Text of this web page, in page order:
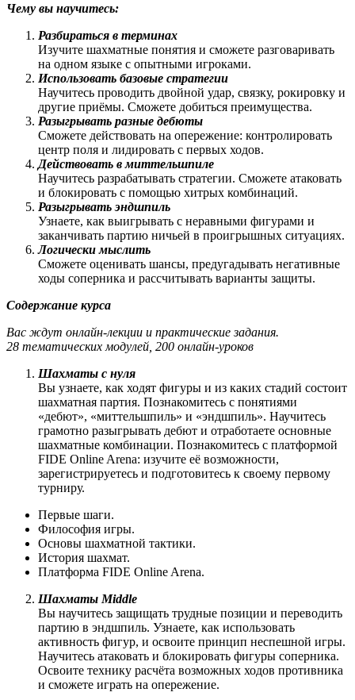
Чему вы научитесь:
Разбираться в терминах
Изучите шахматные понятия и сможете разговаривать
на одном языке с опытными игроками.
Использовать базовые стратегии
Научитесь проводить двойной удар, связку, рокировку и
другие приёмы. Сможете добиться преимущества.
Разыгрывать разные дебюты
Сможете действовать на опережение: контролировать
центр поля и лидировать с первых ходов.
Действовать в миттельшпиле
Научитесь разрабатывать стратегии. Сможете атаковать
и блокировать с помощью хитрых комбинаций.
Разыгрывать эндшпиль
Узнаете, как выигрывать с неравными фигурами и
заканчивать партию ничьей в проигрышных ситуациях.
Логически мыслить
Сможете оценивать шансы, предугадывать негативные
ходы соперника и рассчитывать варианты защиты.
Содержание курса
Вас ждут онлайн-лекции и практические задания.
28 тематических модулей, 200 онлайн-уроков
Шахматы с нуля
Вы узнаете, как ходят фигуры и из каких стадий состоит
шахматная партия. Познакомитесь с понятиями
«дебют», «миттельшпиль» и «эндшпиль». Научитесь
грамотно разыгрывать дебют и отработаете основные
шахматные комбинации. Познакомитесь с платформой
FIDE Online Arena: изучите её возможности,
зарегистрируетесь и подготовитесь к своему первому
турниру.
Первые шаги.
Философия игры.
Основы шахматной тактики.
История шахмат.
Платформа FIDE Online Arena.
Шахматы Middle
Вы научитесь защищать трудные позиции и переводить
партию в эндшпиль. Узнаете, как использовать
активность фигур, и освоите принцип неспешной игры.
Научитесь атаковать и блокировать фигуры соперника.
Освоите технику расчёта возможных ходов противника
и сможете играть на опережение.